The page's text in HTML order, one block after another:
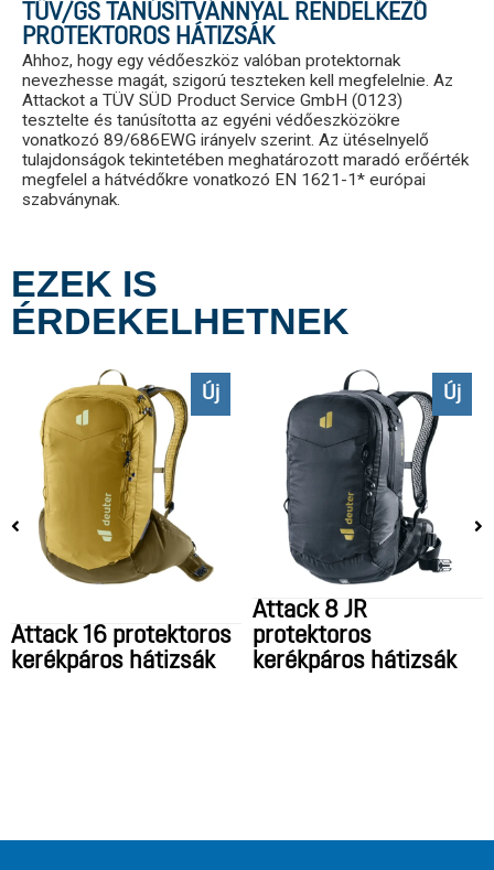
TÜV/GS TANÚSÍTVÁNNYAL RENDELKEZŐ
PROTEKTOROS HÁTIZSÁK
Ahhoz, hogy egy védőeszköz valóban protektornak
nevezhesse magát, szigorú teszteken kell megfelelnie. Az
Attackot a TÜV SÜD Product Service GmbH (0123)
tesztelte és tanúsította az egyéni védőeszközökre
vonatkozó 89/686EWG irányelv szerint. Az ütéselnyelő
tulajdonságok tekintetében meghatározott maradó erőérték
megfelel a hátvédőkre vonatkozó EN 1621-1* európai
szabványnak.
EZEK IS
ÉRDEKELHETNEK
Új
Attack 16 protektoros
kerékpáros hátizsák
Új
Attack 8 JR
protektoros
kerékpáros hátizsák